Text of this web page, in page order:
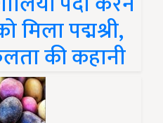
पद्मश्री,
की कहानी